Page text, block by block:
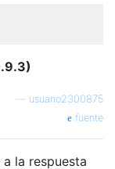
usuario2300875
fuente
la respuesta